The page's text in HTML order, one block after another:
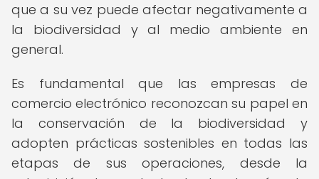
que a su vez puede afectar negativamente a
la biodiversidad y al medio ambiente en
general.
Es fundamental que las empresas de
comercio electrónico reconozcan su papel en
la conservación de la biodiversidad y
adopten prácticas sostenibles en todas las
etapas de sus operaciones, desde la